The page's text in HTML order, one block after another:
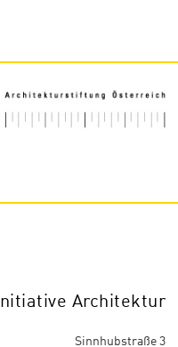
Initiative Architektur
Sinnhubstraße 3